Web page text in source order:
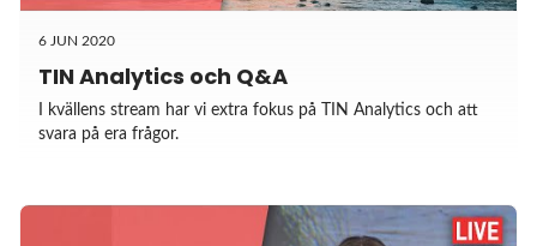
6 JUN 2020
TIN Analytics och Q&A
I kvällens stream har vi extra fokus på TIN Analytics och att
svara på era frågor.